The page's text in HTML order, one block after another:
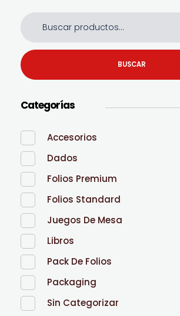
BUSCAR
Categorías
Accesorios
Dados
Folios Premium
Folios Standard
Juegos De Mesa
Libros
Pack De Folios
Packaging
Sin Categorizar